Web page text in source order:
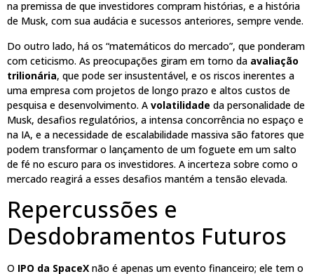
na premissa de que investidores compram histórias, e a história
de Musk, com sua audácia e sucessos anteriores, sempre vende.
Do outro lado, há os “matemáticos do mercado”, que ponderam
com ceticismo. As preocupações giram em torno da avaliação
trilionária, que pode ser insustentável, e os riscos inerentes a
uma empresa com projetos de longo prazo e altos custos de
pesquisa e desenvolvimento. A volatilidade da personalidade de
Musk, desafios regulatórios, a intensa concorrência no espaço e
na IA, e a necessidade de escalabilidade massiva são fatores que
podem transformar o lançamento de um foguete em um salto
de fé no escuro para os investidores. A incerteza sobre como o
mercado reagirá a esses desafios mantém a tensão elevada.
Repercussões e
Desdobramentos Futuros
O IPO da SpaceX não é apenas um evento financeiro; ele tem o